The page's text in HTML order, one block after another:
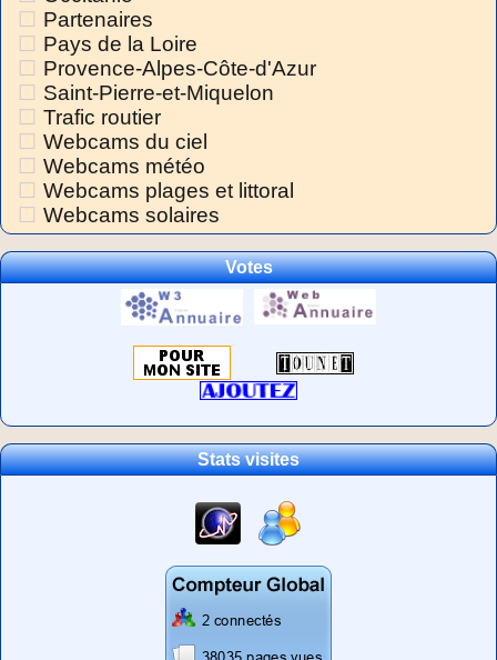
Partenaires
Pays de la Loire
Provence-Alpes-Côte-d'Azur
Saint-Pierre-et-Miquelon
Trafic routier
Webcams du ciel
Webcams météo
Webcams plages et littoral
Webcams solaires
Votes
Stats visites